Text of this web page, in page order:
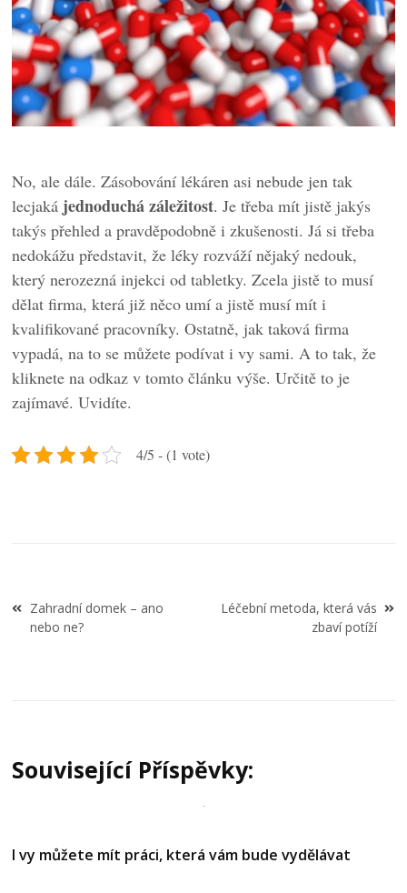
No, ale dále. Zásobování lékáren asi nebude jen tak
lecjaká jednoduchá záležitost. Je třeba mít jistě jakýs
takýs přehled a pravděpodobně i zkušenosti. Já si třeba
nedokážu představit, že léky rozváží nějaký nedouk,
který nerozezná injekci od tabletky. Zcela jistě to musí
dělat firma, která již něco umí a jistě musí mít i
kvalifikované pracovníky. Ostatně, jak taková firma
vypadá, na to se můžete podívat i vy sami. A to tak, že
kliknete na odkaz v tomto článku výše. Určitě to je
zajímavé. Uvidíte.
4/5 - (1 vote)
Navigace
pro
Zahradní domek – ano
nebo ne?
Léčební metoda, která vás
zbaví potíží
Související Příspěvky:
I vy můžete mít práci, která vám bude vydělávat